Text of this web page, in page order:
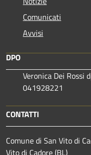
Comunicati
Avvisi
DPO
Veronica Dei Rossi
041928221
CONTATTI
Comune di San Vito di
Vito di Cadore (BL)